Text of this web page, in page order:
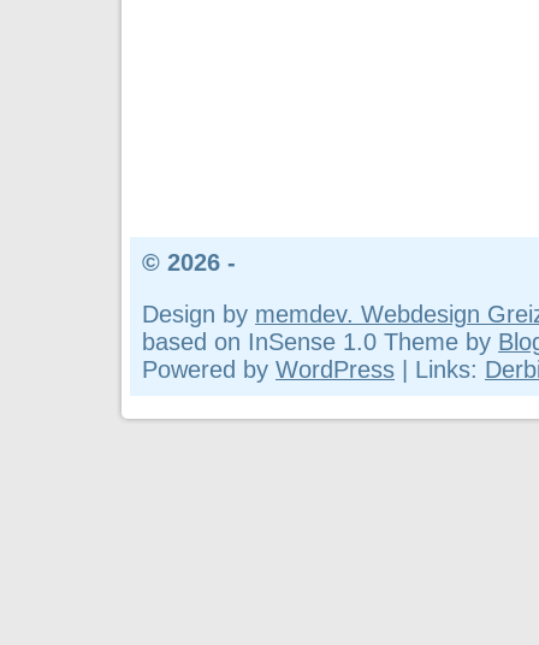
© 2026 -
Design by memdev. Webdesign
based on InSense 1.0 Theme by
Powered by WordPress | Links: